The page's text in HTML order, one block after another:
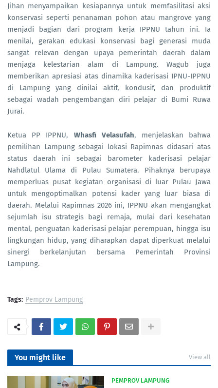
Jihan menyampaikan kesiapannya untuk memfasilitasi aksi
konservasi seperti penanaman pohon atau mangrove yang
menjadi bagian dari program kerja IPPNU tahun ini. Ia
menilai, gerakan edukasi konservasi bagi generasi muda
sangat relevan dengan upaya pemerintah daerah dalam
menjaga kelestarian alam di Lampung. Wagub juga
memberikan apresiasi atas dinamika kaderisasi IPNU-IPPNU
di Lampung yang dinilai aktif, kondusif, dan produktif
sebagai wadah pengembangan diri pelajar di Bumi Ruwa
Jurai.
Ketua PP IPPNU, Whasfi Velasufah, menjelaskan bahwa
pemilihan Lampung sebagai lokasi Rapimnas didasari atas
status daerah ini sebagai barometer kaderisasi pelajar
Nahdlatul Ulama di Pulau Sumatera. Pihaknya berupaya
memperluas pusat kegiatan organisasi di luar Pulau Jawa
untuk mengoptimalkan potensi kader yang luar biasa di
daerah. Melalui Rapimnas 2026 ini, IPPNU akan mengangkat
sejumlah isu strategis bagi remaja, mulai dari kesehatan
mental, penguatan kaderisasi pelajar perempuan, hingga isu
lingkungan hidup, yang diharapkan dapat diperkuat melalui
sinergi berkelanjutan bersama Pemerintah Provinsi
Lampung.
Tags: Pemprov Lampung
You might like View all
PEMPROV LAMPUNG